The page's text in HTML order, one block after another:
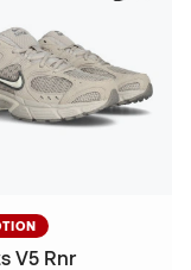
V5 Rnr